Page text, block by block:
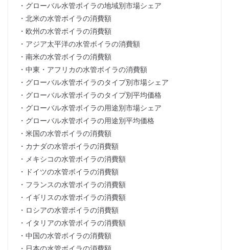
・グローバル水管ボイラの地域別市場シェア
・北米の水管ボイラの消費額
・欧州の水管ボイラの消費額
・アジア太平洋の水管ボイラの消費額
・南米の水管ボイラの消費額
・中東・アフリカの水管ボイラの消費額
・グローバル水管ボイラのタイプ別市場シェア
・グローバル水管ボイラのタイプ別平均価格
・グローバル水管ボイラの用途別市場シェア
・グローバル水管ボイラの用途別平均価格
・米国の水管ボイラの消費額
・カナダの水管ボイラの消費額
・メキシコの水管ボイラの消費額
・ドイツの水管ボイラの消費額
・フランスの水管ボイラの消費額
・イギリスの水管ボイラの消費額
・ロシアの水管ボイラの消費額
・イタリアの水管ボイラの消費額
・中国の水管ボイラの消費額